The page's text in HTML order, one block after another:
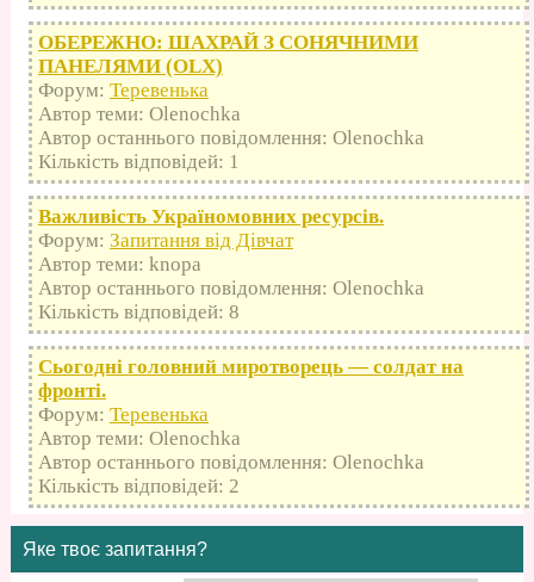
ОБЕРЕЖНО: ШАХРАЙ З СОНЯЧНИМИ
ПАНЕЛЯМИ (OLX)
Форум: Теревенька
Автор теми: Olenochka
Автор останнього повідомлення: Olenochka
Кількість відповідей: 1
Важливість Україномовних ресурсів.
Форум: Запитання від Дівчат
Автор теми: knopa
Автор останнього повідомлення: Olenochka
Кількість відповідей: 8
Сьогодні головний миротворець — солдат на
фронті.
Форум: Теревенька
Автор теми: Olenochka
Автор останнього повідомлення: Olenochka
Кількість відповідей: 2
Яке твоє запитання?